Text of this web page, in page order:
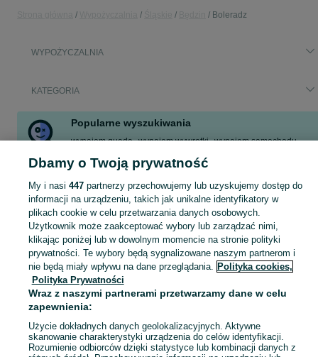
Boleradz
WYPOŻYCZALNIA
KATEGORIA
Popularne wyszukiwania
wynajem quada wynajem wywrotki wynajem samochodu
dmuchańce wynajem
schodołaz wynajem wywrotki 4 ośka
Zobacz Więcej
Skorzystaj z największego serwisu ogłoszeniowego - Będzin i okolice! - kupuj lub sprzedawaj jeszcze wygodniej w kategorii Wypożyczalnia! Zobacz
Mapa kategorii
Mapa miejscowości
Mapa ministron
Popularne wyszukiwania
Dbamy o Twoją prywatność
My i nasi 447partnerzy przechowujemy lub uzyskujemy dostęp do
informacji na urządzeniu, takich jak unikalne identyfikatory w
plikach cookie w celu przetwarzania danych osobowych.
Użytkownik może zaakceptować wybory lub zarządzać nimi,
klikając poniżej lub w dowolnym momencie na stronie polityki
prywatności. Te wybory będą sygnalizowane naszym partnerom i
nie będą miały wpływu na dane przeglądania. Polityka cookies,
Polityka Prywatności
Wraz z naszymi partnerami przetwarzamy dane w celu
zapewnienia:
Użycie dokładnych danych geolokalizacyjnych. Aktywne
skanowanie charakterystyki urządzenia do celów identyfikacji.
Rozumienie odbiorców dzięki statystyce lub kombinacji danych z